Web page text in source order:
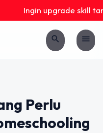
Ingin upgrade skill
search menu
Perlu